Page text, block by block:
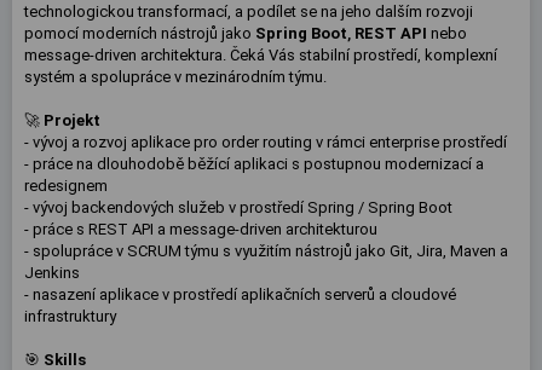
technologickou transformací, a podílet se na jeho dalším rozvoji
pomocí moderních nástrojů jako Spring Boot REST API nebo
message-driven architektura. Čeká Vás stabilní prostředí, komplexní
systém a spolupráce v mezinárodním týmu.
🚀 Projekt
- vývoj a rozvoj aplikace pro order routing v rámci enterprise prostředí
- práce na dlouhodobě běžící aplikaci s postupnou modernizací a
redesignem
- vývoj backendových služeb v prostředí Spring / Spring Boot
- práce s REST API a message-driven architekturou
- spolupráce v SCRUM týmu s využitím nástrojů jako Git, Jira, Maven a
Jenkins
- nasazení aplikace v prostředí aplikačních serverů a cloudové
infrastruktury
🎯 Skills